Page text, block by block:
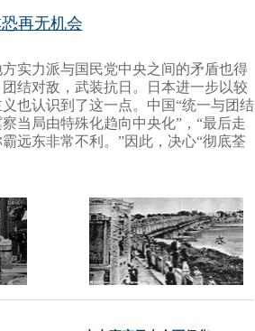
再无机会
实力派与国民党中央之间的矛盾也得
结对敌，武装抗日。日本进一步以较
也认识到了这一点。中国“统一与团结
当局由特殊化趋向中央化”，“最后走
远东非常不利。”因此，决心“彻底荃